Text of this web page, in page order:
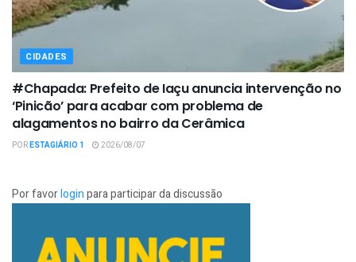
CIDADES
#Chapada: Prefeito de Iaçu anuncia intervenção no
‘Pinicão’ para acabar com problema de
alagamentos no bairro da Cerâmica
PORESTAGIÁRIO 1 2026/08/07
Por favorloginpara participar da discussão